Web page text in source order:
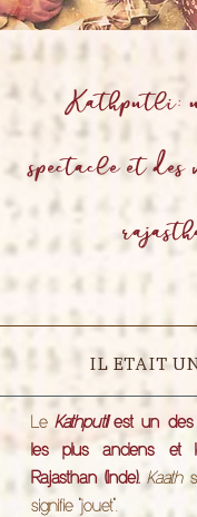
Kathputli:
spectacle et
IL ETAIT
Le Kathputliest un des
les plus anciens et
Rajasthan (Inde). Kaath
signifie "jouet".